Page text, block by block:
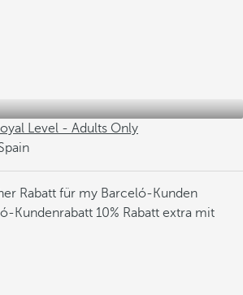
Level - Adults Only
Rabatt für my Barceló-Kunden
Kundenrabatt 10% Rabatt extra mit